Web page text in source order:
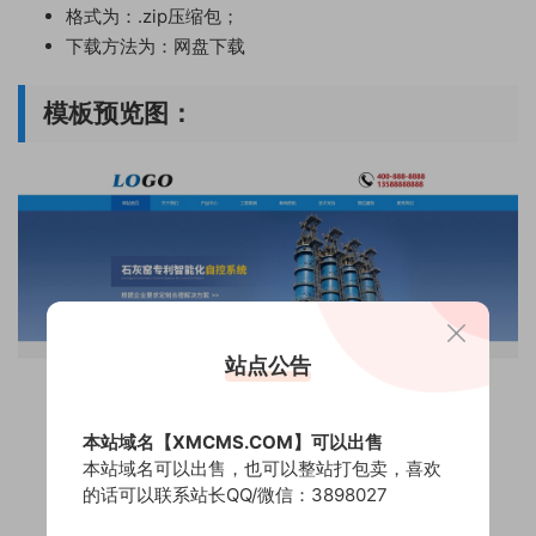
格式为：.zip压缩包；
下载方法为：网盘下载
模板预览图：
站点公告
本站域名【XMCMS.COM】可以出售
本站域名可以出售，也可以整站打包卖，喜欢
的话可以联系站长QQ/微信：3898027